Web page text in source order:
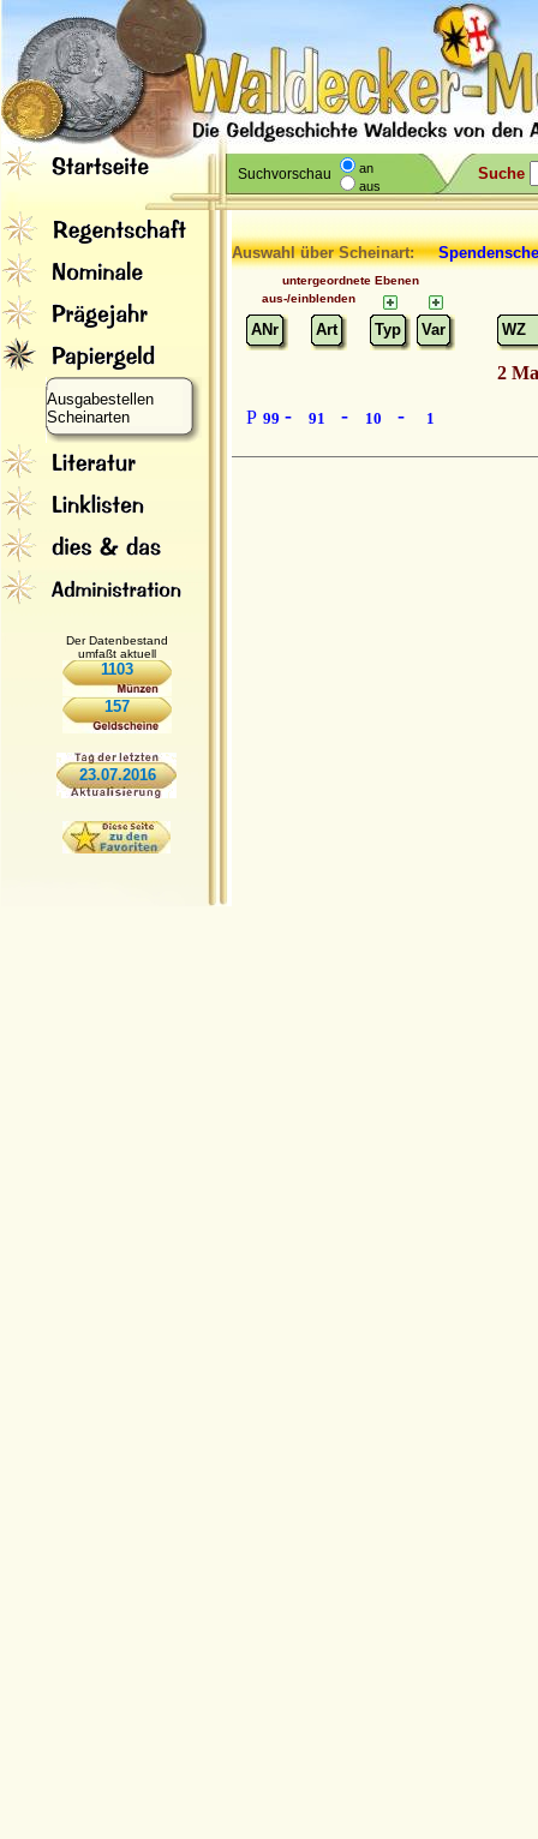
Suchvorschau
an
aus
Suche
Ausgabestellen
Scheinarten
Der Datenbestand
umfaßt aktuell
1103
157
23.07.2016
Auswahl über Scheinart:
untergeordnete Ebenen
aus-/einblenden
ANr Art Typ Var WZ
P 99 - 91 - 10 - 1
2